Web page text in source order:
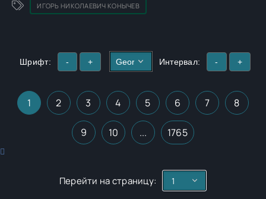
ИГОРЬ НИКОЛАЕВИЧ КОНЫЧЕВ
Шрифт: - + Интервал: - +
1 2 3 4 5 6 7 8
9 10 ... 1765
Перейти на страницу: